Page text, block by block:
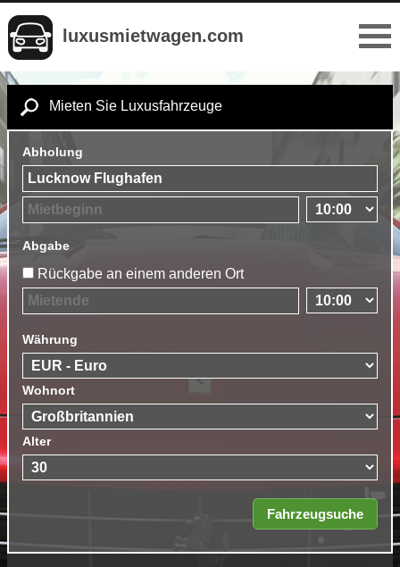
luxusmietwagen.com
Mieten Sie Luxusfahrzeuge
Abholung
Abgabe
Rückgabe an einem anderen Ort
Währung
Wohnort
Alter